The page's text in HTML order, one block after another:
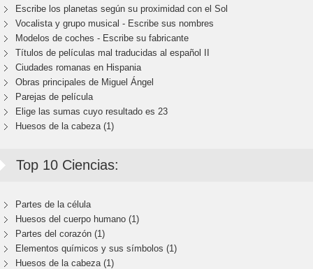
Escribe los planetas según su proximidad con el Sol
Vocalista y grupo musical - Escribe sus nombres
Modelos de coches - Escribe su fabricante
Títulos de películas mal traducidas al español II
Ciudades romanas en Hispania
Obras principales de Miguel Ángel
Parejas de película
Elige las sumas cuyo resultado es 23
Huesos de la cabeza (1)
Top 10 Ciencias:
Partes de la célula
Huesos del cuerpo humano (1)
Partes del corazón (1)
Elementos químicos y sus símbolos (1)
Huesos de la cabeza (1)